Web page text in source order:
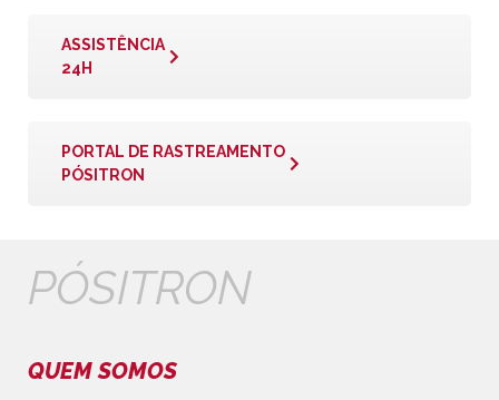
ASSISTÊNCIA
24H
PORTAL DE RASTREAMENTO
PÓSITRON
PÓSITRON
QUEM SOMOS